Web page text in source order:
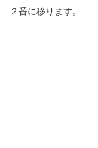
２番に移ります。